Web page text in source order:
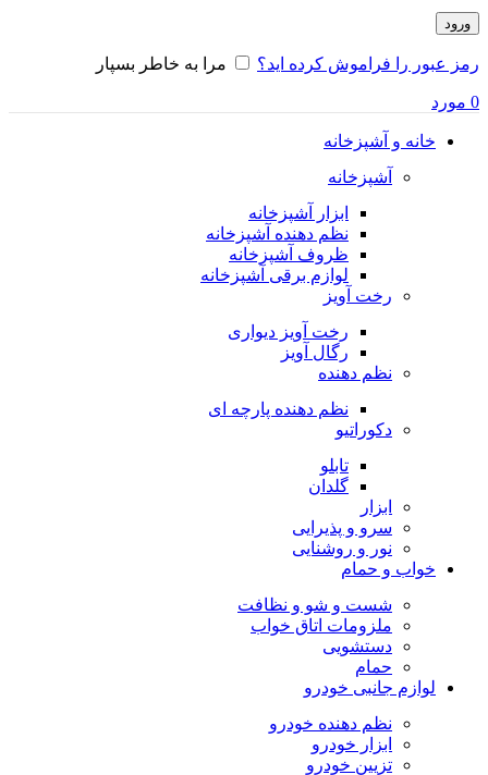
ورود
رمز عبور را فراموش کرده اید؟ مرا به خاطر بسپار
0 مورد
خانه و آشپزخانه
آشپزخانه
ابزار آشپزخانه
نظم دهنده آشپزخانه
ظروف آشپزخانه
لوازم برقی آشپزخانه
رخت آویز
رخت آویز دیواری
رگال آویز
نظم دهنده
نظم دهنده پارچه ای
دکوراتیو
تابلو
گلدان
ابزار
سرو و پذیرایی
نور و روشنایی
خواب و حمام
شست و شو و نظافت
ملزومات اتاق خواب
دستشویی
حمام
لوازم جانبی خودرو
نظم دهنده خودرو
ابزار خودرو
تزیین خودرو